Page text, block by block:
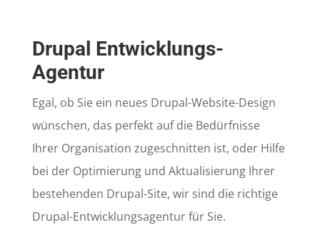
Drupal Entwicklungs-
Agentur
Egal, ob Sie ein neues Drupal-Website-Design
wünschen, das perfekt auf die Bedürfnisse
Ihrer Organisation zugeschnitten ist, oder Hilfe
bei der Optimierung und Aktualisierung Ihrer
bestehenden Drupal-Site, wir sind die richtige
Drupal-Entwicklungsagentur für Sie.